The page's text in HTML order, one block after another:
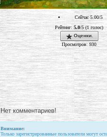
Сейчас 5.00/5
Рейтинг:5.0/5 (1 голос)
Оценки.
Просмотров: 930
Нет комментариев!
Внимание:
Только зарегистрированные пользователи могут